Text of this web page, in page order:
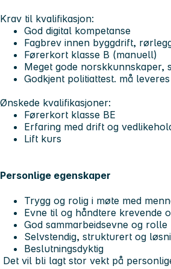
Krav til kvalifikasjon:
God digital kompetanse
Fagbrev innen byggdrift,
Førerkort klasse B (manuell)
Meget gode norskkunnskaper,
Godkjent politiattest. må
Ønskede kvalifikasjoner:
Førerkort klasse BE
Erfaring med drift og
Lift kurs
Personlige egenskaper
Trygg og rolig i møte med
Evne til og håndtere krevende
God sammarbeidsevne og
Selvstendig, strukturert og
Beslutningsdyktig
Det vil bli lagt stor vekt på